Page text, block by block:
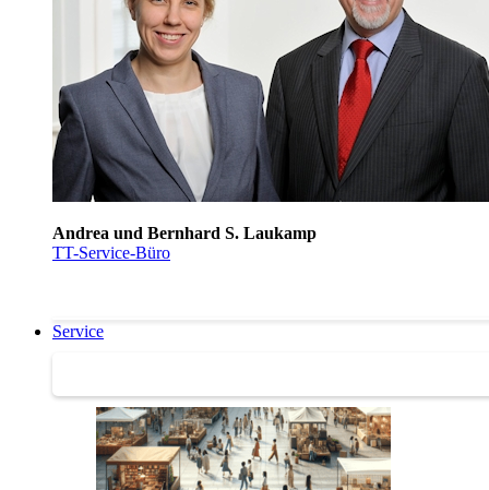
Andrea und Bernhard S. Laukamp
TT-Service-Büro
Service